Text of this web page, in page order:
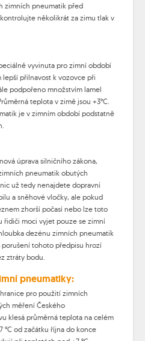
zimních pneumatik před
několikrát za zimu tlak v
vyvinuta pro zimní období
lepší přilnavost k vozovce při
podpořeno množstvím lamel
teplota v zimě jsou +3°C.
je v zimním období podstatně
úprava silničního zákona,
pneumatik obutých
už tedy nenajdete dopravní
a sněhové vločky, ale pokud
zhorší počasí nebo lze toto
řidiči moci vyjet pouze se zimní
dezénu zimních pneumatik
porušení tohoto předpisu hrozí
ztráty bodu.
pneumatiky:
pro použití zimních
měření Českého
klesá průměrná teplota na celém
°C od začátku října do konce